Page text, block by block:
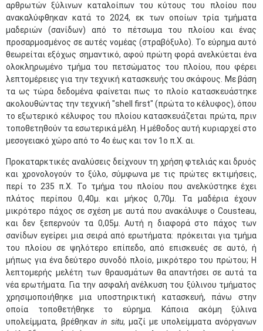
αρθρωτών ξύλινων καταλοίπων του κύτους του πλοίου που
ανακαλύφθηκαν κατά το 2024, εκ των οποίων τρία τμήματα
μαδεριών (σανίδων) από το πέτσωμα του πλοίου και ένας
προσαρμοσμένος σε αυτές νομέας (στραβόξυλο). Το εύρημα αυτό
θεωρείται εξόχως σημαντικό, αφού πρώτη φορά ανελκύεται ένα
ολοκληρωμένο τμήμα του πετσώματος του πλοίου, που φέρει
λεπτομέρειες για την τεχνική κατασκευής του σκάφους. Με βάση
τα ως τώρα δεδομένα φαίνεται πως το πλοίο κατασκευάστηκε
ακολουθώντας την τεχνική "shell first" (πρώτα το κέλυφος), όπου
το εξωτερικό κέλυφος του πλοίου κατασκευάζεται πρώτα, πριν
τοποθετηθούν τα εσωτερικά μέλη. Η μέθοδος αυτή κυριαρχεί στο
μεσογειακό χώρο από το 4ο έως και τον 1ο π.Χ. αι.
Προκαταρκτικές αναλύσεις δείχνουν τη χρήση φτελιάς και δρυός
και χρονολογούν το ξύλο, σύμφωνα με τις πρώτες εκτιμήσεις,
περί το 235 π.Χ. Το τμήμα του πλοίου που ανελκύστηκε έχει
πλάτος περίπου 0,40μ. και μήκος 0,70μ. Τα μαδέρια έχουν
μικρότερο πάχος σε σχέση με αυτά που ανακάλυψε ο Cousteau,
και δεν ξεπερνούν τα 0,05μ. Αυτή η διαφορά στο πάχος των
σανίδων εγείρει μια σειρά από ερωτήματα: πρόκειται για τμήμα
του πλοίου σε ψηλότερο επίπεδο, από επισκευές σε αυτό, ή
μήπως για ένα δεύτερο συνοδό πλοίο, μικρότερο του πρώτου; Η
λεπτομερής μελέτη των θραυσμάτων θα απαντήσει σε αυτά τα
νέα ερωτήματα. Για την ασφαλή ανέλκυση του ξύλινου τμήματος
χρησιμοποιήθηκε μια υποστηρικτική κατασκευή, πάνω στην
οποία τοποθετήθηκε το εύρημα. Κάποια ακόμη ξύλινα
υπολείμματα, βρέθηκαν in situ, μαζί με υπολείμματα ανόργανων